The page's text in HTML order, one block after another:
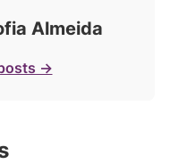
Almeida
→